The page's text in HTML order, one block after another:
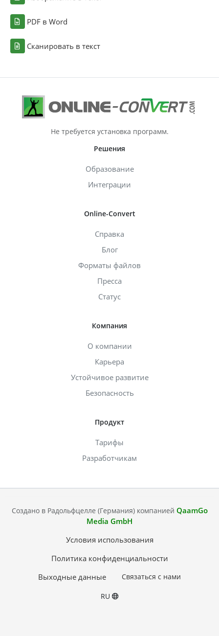
PDF в Word
Сканировать в текст
Не требуется установка программ.
Решения
Образование
Интеграции
Online-Convert
Справка
Блог
Форматы файлов
Пресса
Статус
Компания
О компании
Карьера
Устойчивое развитие
Безопасность
Продукт
Тарифы
Разработчикам
Создано в Радольфцелле (Германия) компанией QaamGo
Media GmbH
Условия использования
Политика конфиденциальности
Выходные данные
Связаться с нами
RU